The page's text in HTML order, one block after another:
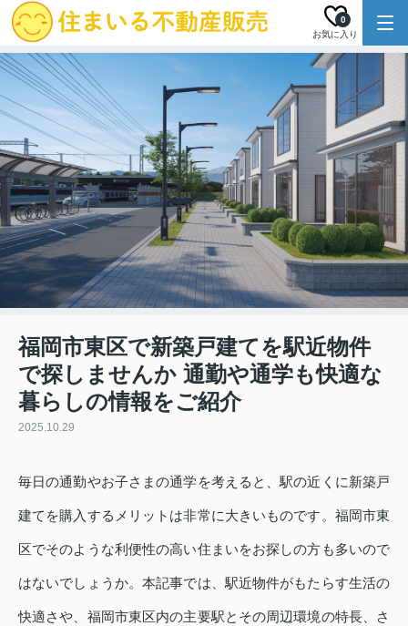
お気に入り
0
福岡市東区で新築戸建てを駅近物件
で探しませんか 通勤や通学も快適な
暮らしの情報をご紹介
2025.10.29
毎日の通勤やお子さまの通学を考えると、駅の近くに新築戸
建てを購入するメリットは非常に大きいものです。福岡市東
区でそのような利便性の高い住まいをお探しの方も多いので
はないでしょうか。本記事では、駅近物件がもたらす生活の
快適さや、福岡市東区内の主要駅とその周辺環境の特長、さ